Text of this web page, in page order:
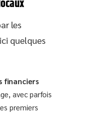
les
quelques
financiers
avec parfois
premiers